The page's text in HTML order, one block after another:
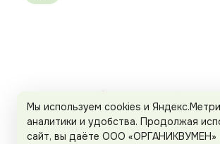
Мы используем cookies и
аналитики и удобства. Продолжая
сайт, вы даёте ООО «ОРГАНИКВУМЕН»